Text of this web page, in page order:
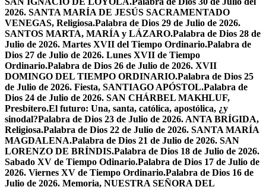
2026. SANTA MARÍA DE JESÚS SACRAMENTADO
VENEGAS, Religiosa.Palabra de Dios 29 de Julio de 2026.
SANTOS MARTA, MARÍA y LÁZARO.Palabra de Dios 28 de
Julio de 2026. Martes XVII del Tiempo Ordinario.Palabra de
Dios 27 de Julio de 2026. Lunes XVII de Tiempo
Ordinario.Palabra de Dios 26 de Julio de 2026. XVII
DOMINGO DEL TIEMPO ORDINARIO.Palabra de Dios 25
de Julio de 2026. Fiesta, SANTIAGO APÓSTOL.Palabra de
Dios 24 de Julio de 2026. SAN CHÁRBEL MAKHLUF,
Presbítero.El futuro: Una, santa, católica, apostólica, ¿y
sinodal?Palabra de Dios 23 de Julio de 2026. ANTA BRÍGIDA,
Religiosa.Palabra de Dios 22 de Julio de 2026. SANTA MARÍA
MAGDALENA.Palabra de Dios 21 de Julio de 2026. SAN
LORENZO DE BRÍNDIS.Palabra de Dios 18 de Julio de 2026.
Sabado XV de Tiempo Odinario.Palabra de Dios 17 de Julio de
2026. Viernes XV de Tiempo Ordinario.Palabra de Dios 16 de
Julio de 2026. Memoria, NUESTRA SEÑORA DEL